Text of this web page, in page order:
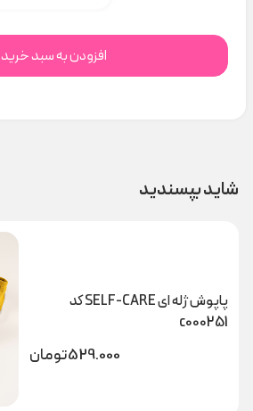
افزودن به سبد خرید
شاید بپسندید
پاپوش ژله ای SELF-CARE کد
c000251
529.000تومان